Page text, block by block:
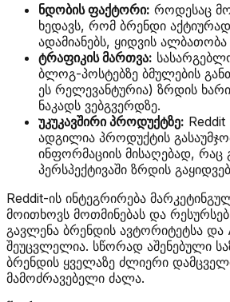
ნდობის ფაქტორი: როდესაც
ხედავს, რომ ბრენდი
ადამიანებს, ყიდვის
ტრაფიკის მართვა:
ბლოგ-პოსტებზე ბმულების
ეს რელევანტურია) ზრდის
ნაკადს ვებგვერდზე.
უკუკავშირი პროდუქტზე: Reddit
ადგილია პროდუქტის
ინფორმაციის მისაღებად, რაც
პერსპექტივაში ზრდის
Reddit-ის ინტეგრირება
მოითხოვს მოთმინებას და
გავლენა ბრენდის ავტორიტეტსა
შეუცვლელია. სწორად აშენებული
ბრენდის ყველაზე ძლიერი
მამოძრავებელი ძალა.